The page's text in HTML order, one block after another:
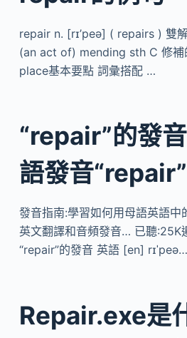
repair n. [rɪ’peə] ( repairs ) 雙
(an act of) mending sth C 修補
place基本要點 詞彙搭配 …
“repair”的發
語發音“repair”
發音指南:學習如何用母語英語中
英文翻譯和音頻發音… 已聽:25K
“repair”的發音 英語 [en] rɪˈpeə…
Repair.exe是